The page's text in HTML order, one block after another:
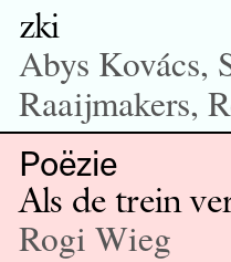
zki
Abys Kovács,
Raaijmakers,
Poëzie
Als de trein
Rogi Wieg